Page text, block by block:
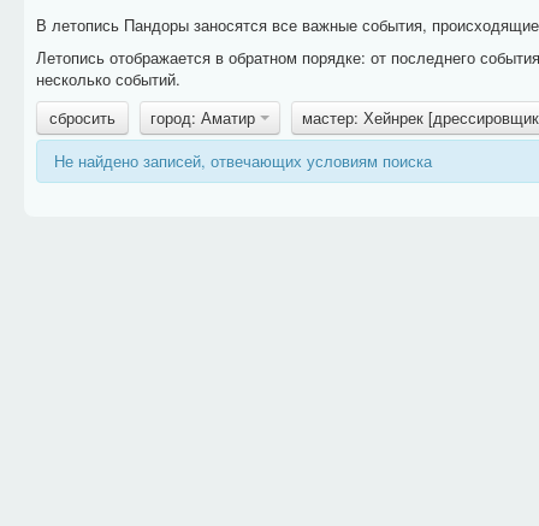
В летопись Пандоры заносятся все важные события,
Летопись отображается в обратном порядке: от последнего
несколько событий.
сбросить
город: Аматир
мастер: Хейнрек
Не найдено записей, отвечающих условиям поиска